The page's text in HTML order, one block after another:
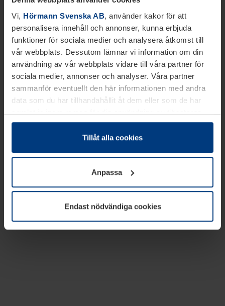
Vi, Hörmann Svenska AB, använder kakor för att
personalisera innehåll och annonser, kunna erbjuda
funktioner för sociala medier och analysera åtkomst till
vår webbplats. Dessutom lämnar vi information om din
användning av vår webbplats vidare till våra partner för
sociala medier, annonser och analyser. Våra partner
sammanför eventuellt den här informationen med andra
data som du har tillhandahållit åt dem eller som de har
samlat in inom ramen för din användning av tjänsterna.
Juridiskt kan vi lagra kakor på din enhet, om de är
absolut nödvändiga för driften av den här webbplatsen.
godkännande kan du när som helst ändra eller återkalla i
informationen om kakor underDataskyddsförklaring
vår webbplats.
Tillåt alla cookies
Anpassa
Endast nödvändiga cookies